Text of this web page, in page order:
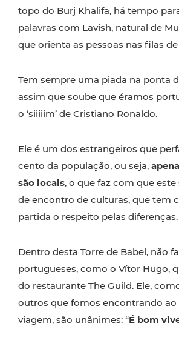
topo do Burj Khalifa, há tempo
palavras com Lavish, natural de
que orienta as pessoas nas filas
Tem sempre uma piada na ponta
assim que soube que éramos
o ‘siiiiim’ de Cristiano Ronaldo.
Ele é um dos estrangeiros que
cento da população, ou seja,
são locais, o que faz com que
de encontro de culturas, que tem
partida o respeito pelas diferenças.
Dentro desta Torre de Babel, não
portugueses, como o Vítor Hugo,
do restaurante The Guild. Ele,
outros que fomos encontrando ao
viagem, são unânimes: “É bom